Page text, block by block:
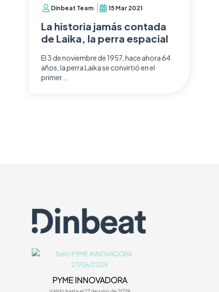
Dinbeat Team 15 Mar 2021
La historia jamás contada
de Laika, la perra espacial
El 3 de noviembre de 1957, hace ahora 64
años, la perra Laika se convirtió en el
primer...
PYME INNOVADORA